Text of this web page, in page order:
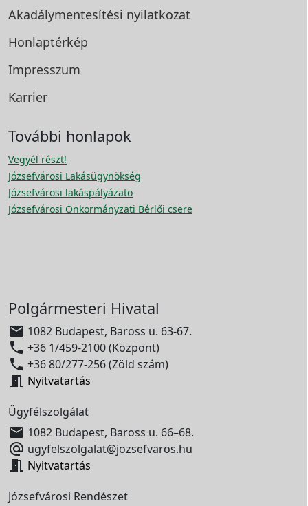
Akadálymentesítési nyilatkozat
Honlaptérkép
Impresszum
Karrier
További honlapok
Vegyél részt!
Józsefvárosi Lakásügynökség
Józsefvárosi lakáspályázato
Józsefvárosi Önkormányzati Bérlői csere
Polgármesteri Hivatal
 1082 Budapest, Baross u. 63-67.
 +36 1/459-2100 (Központ)
 +36 80/277-256 (Zöld szám)
 Nyitvatartás
Ügyfélszolgálat
 1082 Budapest, Baross u. 66–68.
 ugyfelszolgalat@jozsefvaros.hu
 Nyitvatartás
Józsefvárosi Rendészet